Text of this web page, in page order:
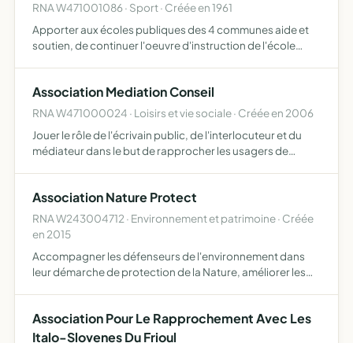
RNA W471001086 · Sport · Créée en 1961
Apporter aux écoles publiques des 4 communes aide et
soutien, de continuer l'oeuvre d'instruction de l'école
Association Mediation Conseil
RNA W471000024 · Loisirs et vie sociale · Créée en 2006
Jouer le rôle de l'écrivain public, de l'interlocuteur et du
médiateur dans le but de rapprocher les usagers de
Association Nature Protect
RNA W243004712 · Environnement et patrimoine · Créée
en 2015
Accompagner les défenseurs de l'environnement dans
leur démarche de protection de la Nature, améliorer les
sensibiliser le…
Association Pour Le Rapprochement Avec Les
Italo-Slovenes Du Frioul